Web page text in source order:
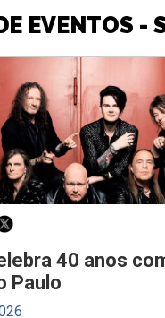
EVENTOS -
40 anos
Paulo